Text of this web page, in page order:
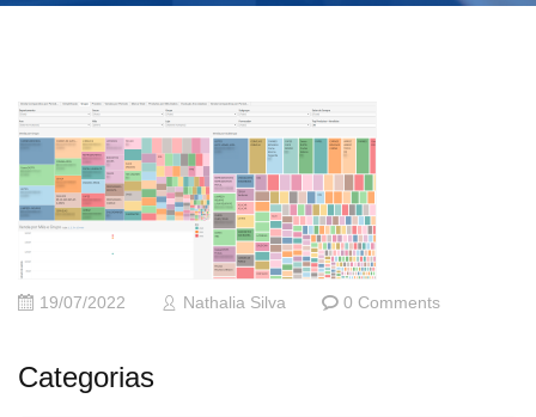
19/07/2022 Nathalia Silva 0 Comments
Categorias